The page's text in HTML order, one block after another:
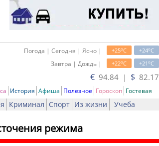
+24oC
+25oC
Погода | Сегодня | Ясно |
+21oC
+22oC
Завтра | Дождь |
€ 94.84 | $ 82.17
История Афиша Полезное Гороскоп Гостевая
Криминал Спорт Из жизни Учеба
режима